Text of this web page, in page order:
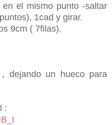
el mismo punto -saltar
1cad y girar.
9cm ( 7filas).
dejando un hueco para
: